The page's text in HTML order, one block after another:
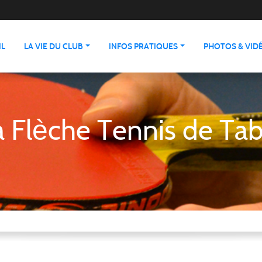
LA VIE DU CLUB INFOS PRATIQUES PHOTOS &
Flèche Tennis de